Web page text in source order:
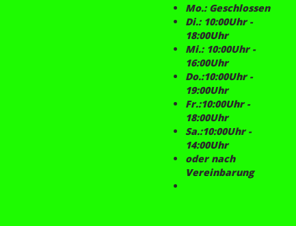
Mo.: Geschlossen
Di.: 10:00Uhr -
18:00Uhr
Mi.: 10:00Uhr -
16:00Uhr
Do.:10:00Uhr -
19:00Uhr
Fr.:10:00Uhr -
18:00Uhr
Sa.:10:00Uhr -
14:00Uhr
oder nach
Vereinbarung